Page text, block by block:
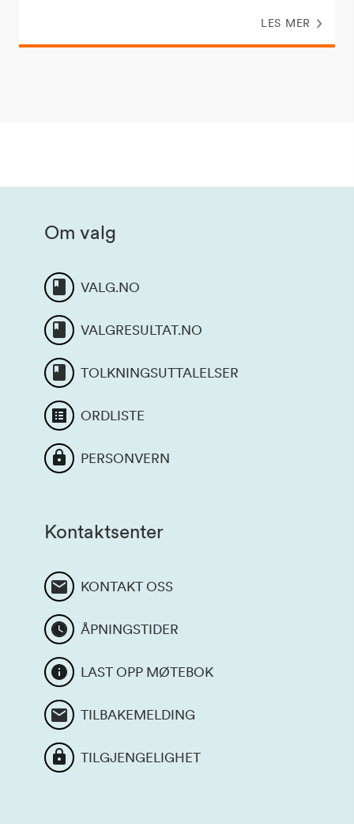
LES MER
Om valg
VALG.NO
VALGRESULTAT.NO
TOLKNINGSUTTALELSER
ORDLISTE
PERSONVERN
Kontaktsenter
KONTAKT OSS
ÅPNINGSTIDER
LAST OPP MØTEBOK
TILBAKEMELDING
TILGJENGELIGHET